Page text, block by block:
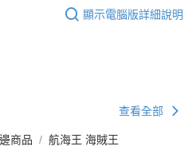
顯示電腦版詳細說明
查看全部
商品 航海王 海賊王